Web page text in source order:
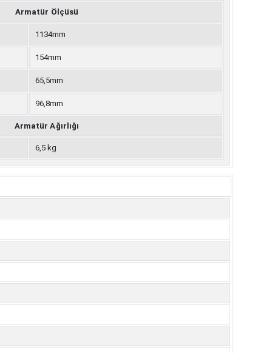
Armatür Ölçüsü
1134mm
154mm
65,5mm
96,8mm
Armatür Ağırlığı
6,5 kg